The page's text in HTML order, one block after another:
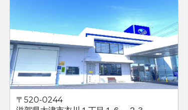
〒520-0244